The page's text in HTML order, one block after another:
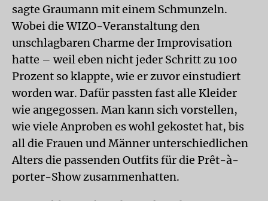
sagte Graumann mit einem Schmunzeln.
Wobei die WIZO-Veranstaltung den
unschlagbaren Charme der Improvisation
hatte – weil eben nicht jeder Schritt zu 100
Prozent so klappte, wie er zuvor einstudiert
worden war. Dafür passten fast alle Kleider
wie angegossen. Man kann sich vorstellen,
wie viele Anproben es wohl gekostet hat, bis
all die Frauen und Männer unterschiedlichen
Alters die passenden Outfits für die Prêt-à-
porter-Show zusammenhatten.